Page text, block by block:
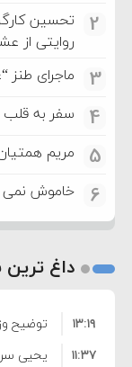
2
تحسین
روایتی از
3 ماجرای طنز
4 سفر به قلب تعزیه
5 مریم
6 خاموش
داغ
توضیح
شوراها
۱۳:۱۹
یحیی
۱۱:۳۷